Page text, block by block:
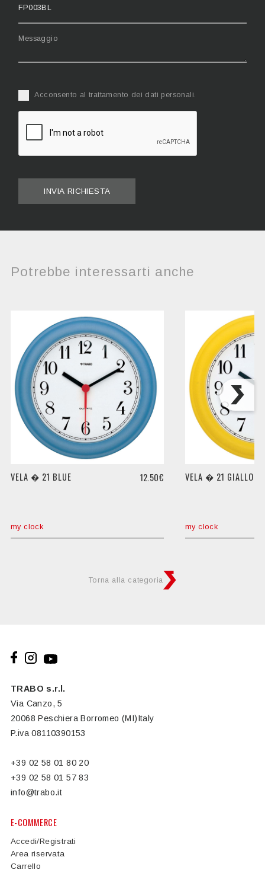
Acconsento al trattamento dei dati personali.
INVIA RICHIESTA
Potrebbe interessarti anche
VELA � 21 BLUE 12.50€
my clock
VELA � 21 GIALLO
my clock
Torna alla categoria
TRABO s.r.l.
Via Canzo, 5
20068 Peschiera Borromeo (MI)Italy
P.iva 08110390153
+39 02 58 01 80 20
+39 02 58 01 57 83
info@trabo.it
E-COMMERCE
Accedi/Registrati
Area riservata
Carrello